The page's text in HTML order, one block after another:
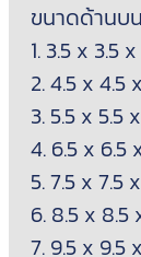
ขนาดด้านบ
1. 3.5 x 3.5
2. 4.5 x 4.5
3. 5.5 x 5.5
4. 6.5 x 6.5
5. 7.5 x 7.5
6. 8.5 x 8.5
7. 9.5 x 9.5